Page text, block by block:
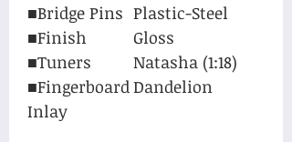
■Bridge Pins Plastic-Steel
■Finish
Gloss
■Tuners
Natasha (1:18)
■Fingerboard
Inlay
Dandelion